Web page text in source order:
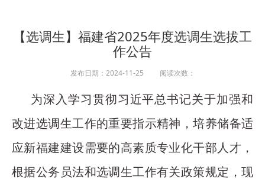
【选调生】福建省2025年度选调生选拔工
作公告
发布日期：2024-11-25 阅读次数：
为深入学习贯彻习近平总书记关于加强和
改进选调生工作的重要指示精神，培养储备适
应新福建建设需要的高素质专业化干部人才，
根据公务员法和选调生工作有关政策规定，现